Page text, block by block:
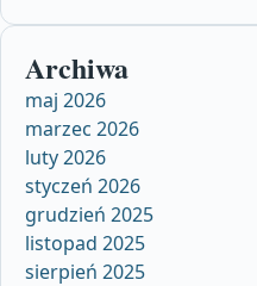
Archiwa
maj 2026
marzec 2026
luty 2026
styczeń 2026
grudzień 2025
listopad 2025
sierpień 2025